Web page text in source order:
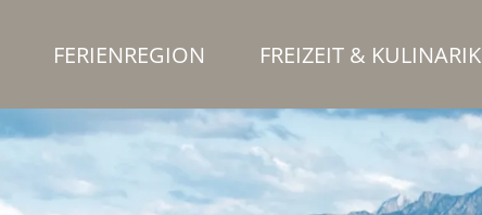
FERIENREGION FREIZEIT & KULINARIK